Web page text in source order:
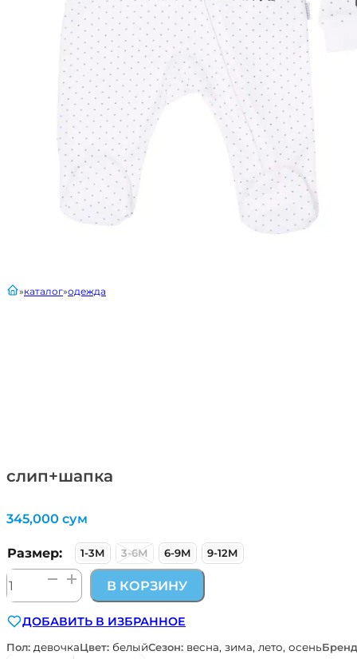
слип+шапка
главнаякаталог одежда
345,000 сум
Размер: 1-3М 3-6М 6-9М 9-12М
Количество
товара
В КОРЗИНУ
ДОБАВИТЬ В ИЗБРАННОЕ
Пол: девочкаЦвет: белыйСезон: весна, зима, лето, осень